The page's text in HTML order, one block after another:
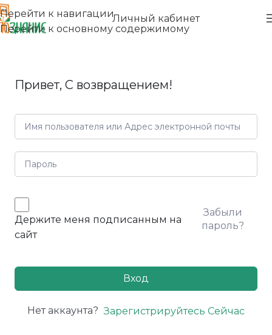
Перейти к навигации
Перейти к основному содержимому
Личный кабинет
Привет, С возвращением!
Держите меня подписанным на
сайт
Забыли
пароль?
Вход
Нет аккаунта? Зарегистрируйтесь Сейчас